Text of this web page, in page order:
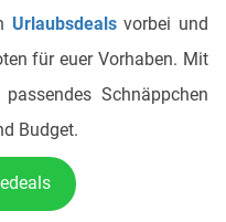
Urlaubsdealsvorbei und
für euer Vorhaben. Mit
Schnäppchen
Budget.